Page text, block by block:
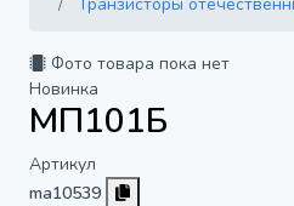
Фото товара пока нет
Новинка
МП101Б
Артикул
ma10539